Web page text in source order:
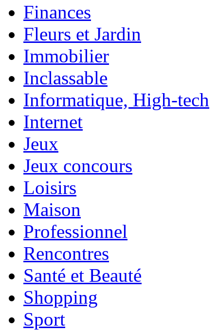
Finances
Fleurs et Jardin
Immobilier
Inclassable
Informatique, High-tech
Internet
Jeux
Jeux concours
Loisirs
Maison
Professionnel
Rencontres
Santé et Beauté
Shopping
Sport